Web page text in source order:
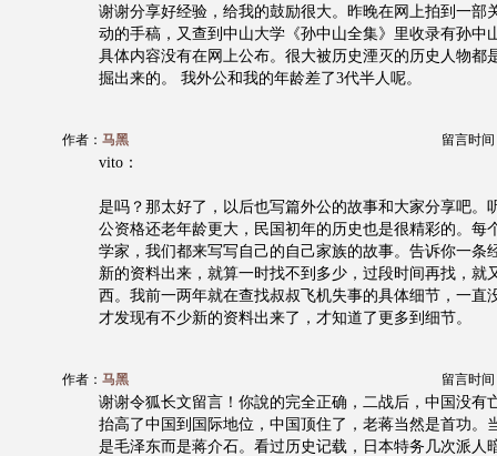
谢谢分享好经验，给我的鼓励很大。昨晚在网上拍到一部
动的手稿，又查到中山大学《孙中山全集》里收录有孙中
具体内容没有在网上公布。很大被历史湮灭的历史人物都
掘出来的。 我外公和我的年龄差了3代半人呢。
作者： 马黑 留言时间
vito：
是吗？那太好了，以后也写篇外公的故事和大家分享吧。
公资格还老年龄更大，民国初年的历史也是很精彩的。每
学家，我们都来写写自己的自己家族的故事。告诉你一条
新的资料出来，就算一时找不到多少，过段时间再找，就
西。我前一两年就在查找叔叔飞机失事的具体细节，一直
才发现有不少新的资料出来了，才知道了更多到细节。
作者： 马黑 留言时间
谢谢令狐长文留言！你說的完全正确，二战后，中国没有
抬高了中国到国际地位，中国顶住了，老蒋当然是首功。
是毛泽东而是蒋介石。看过历史记载，日本特务几次派人